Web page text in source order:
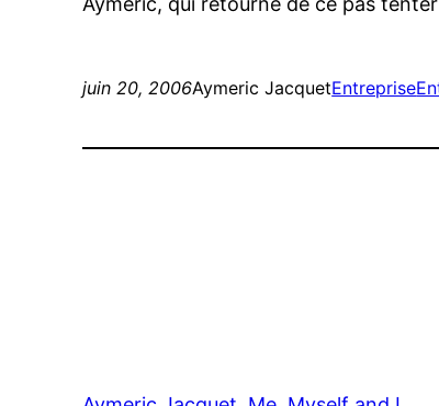
juin 20, 2006Aymeric JacquetEntreprise